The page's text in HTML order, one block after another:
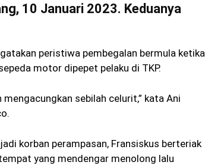
10 Januari 2023. Keduanya
peristiwa pembegalan bermula ketika
motor dipepet pelaku di TKP.
sebilah celurit,” kata Ani
korban perampasan, Fransiskus berteriak
yang mendengar menolong lalu